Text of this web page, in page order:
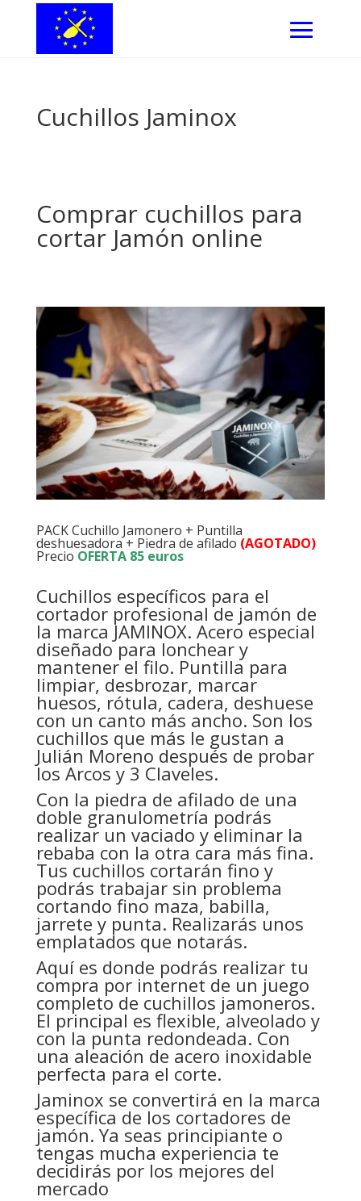
Cuchillos Jaminox
Comprar cuchillos para
cortar Jamón online
PACK Cuchillo Jamonero + Puntilla
deshuesadora + Piedra de afilado (AGOTADO)
Precio OFERTA 85 euros
Cuchillos específicos para el
cortador profesional de jamón de
la marca JAMINOX. Acero especial
diseñado para lonchear y
mantener el filo. Puntilla para
limpiar, desbrozar, marcar
huesos, rótula, cadera, deshuese
con un canto más ancho. Son los
cuchillos que más le gustan a
Julián Moreno después de probar
los Arcos y 3 Claveles.
Con la piedra de afilado de una
doble granulometría podrás
realizar un vaciado y eliminar la
rebaba con la otra cara más fina.
Tus cuchillos cortarán fino y
podrás trabajar sin problema
cortando fino maza, babilla,
jarrete y punta. Realizarás unos
emplatados que notarás.
Aquí es donde podrás realizar tu
compra por internet de un juego
completo de cuchillos jamoneros.
El principal es flexible, alveolado y
con la punta redondeada. Con
una aleación de acero inoxidable
perfecta para el corte.
Jaminox se convertirá en la marca
específica de los cortadores de
jamón. Ya seas principiante o
tengas mucha experiencia te
decidirás por los mejores del
mercado